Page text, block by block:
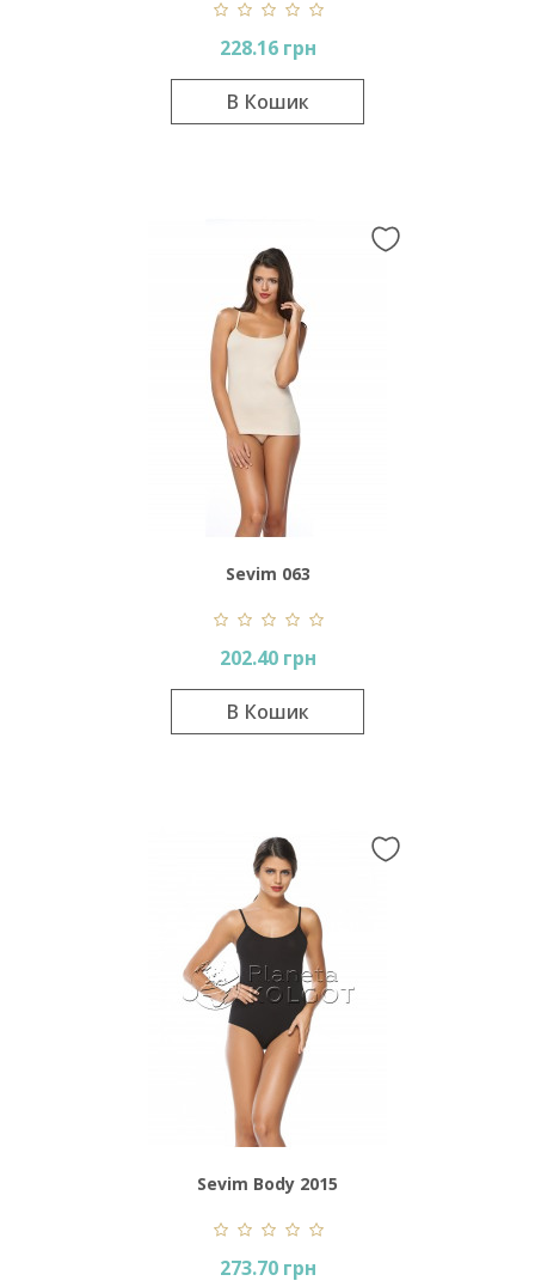
228.16 грн
В Кошик
Sevim 063
202.40 грн
В Кошик
Sevim Body 2015
273.70 грн